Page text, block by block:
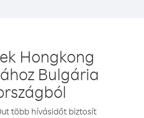
Hongkong
Bulgária
több hívásidőt biztosít